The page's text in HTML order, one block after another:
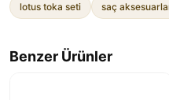
lotus toka seti saç
Benzer Ürünler